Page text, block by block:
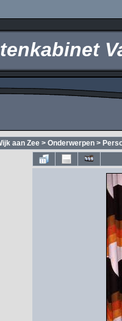
aan Zee > Onderwerpen >